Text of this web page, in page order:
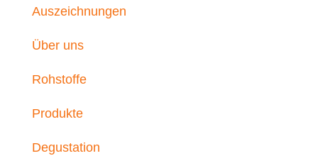
Auszeichnungen
Über uns
Rohstoffe
Produkte
Degustation